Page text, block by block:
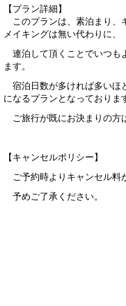
【プラン詳細】
このプランは、素泊まり、
メイキングは無い代わりに、
連泊して頂くことでいつも
ます。
宿泊日数が多ければ多いほ
になるプランとなっておりま
ご旅行が既にお決まりの方
【キャンセルポリシー】
ご予約時よりキャンセル料
予めご了承ください。